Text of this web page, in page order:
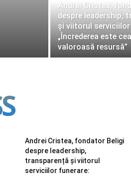
Andrei Cristea,
despre leadership,
și viitorul serviciilor
„Încrederea este
valoroasă resursă”
Andrei Cristea, fondator Beligi
despre leadership,
transparență și viitorul
serviciilor funerare: